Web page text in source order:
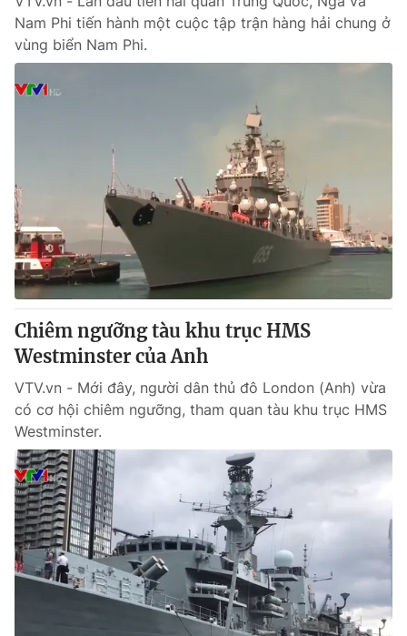
Nam Phi tiến hành một cuộc tập trận hàng hải chung ở
vùng biển Nam Phi.
Chiêm ngưỡng tàu khu trục HMS
Westminster của Anh
VTV.vn - Mới đây, người dân thủ đô London (Anh) vừa
có cơ hội chiêm ngưỡng, tham quan tàu khu trục HMS
Westminster.